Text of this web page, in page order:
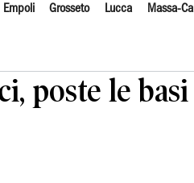
Empoli Grosseto Lucca Massa-
poste le